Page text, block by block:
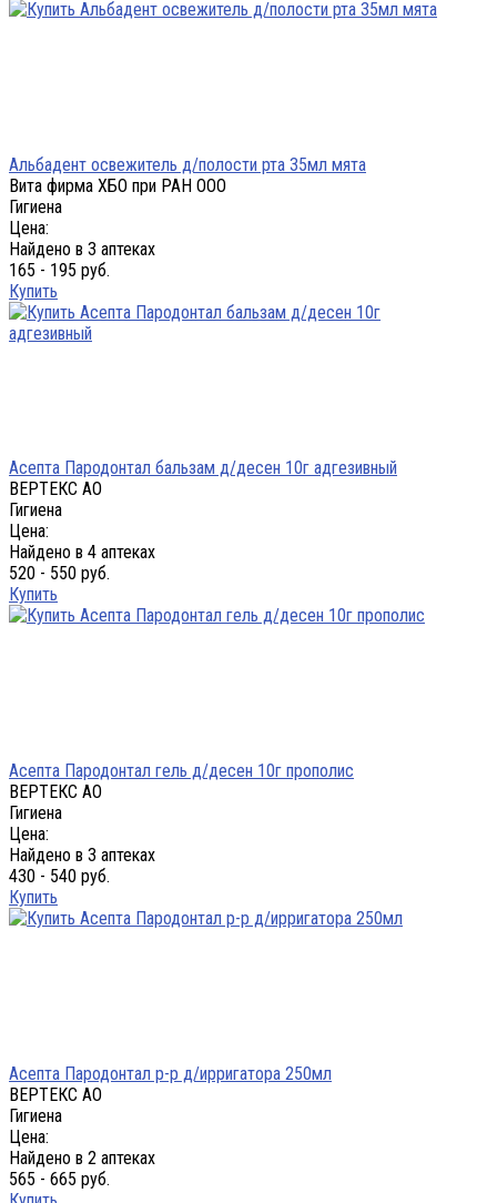
Альбадент освежитель д/полости рта 35мл мята
Вита фирма ХБО при РАН ООО
Гигиена
Цена:
Найдено в 3 аптеках
165 - 195 руб.
Купить
Асепта Пародонтал бальзам д/десен 10г адгезивный
ВЕРТЕКС АО
Гигиена
Цена:
Найдено в 4 аптеках
520 - 550 руб.
Купить
Асепта Пародонтал гель д/десен 10г прополис
ВЕРТЕКС АО
Гигиена
Цена:
Найдено в 3 аптеках
430 - 540 руб.
Купить
Асепта Пародонтал р-р д/ирригатора 250мл
ВЕРТЕКС АО
Гигиена
Цена:
Найдено в 2 аптеках
565 - 665 руб.